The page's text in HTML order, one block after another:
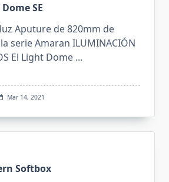
SE
Aputure de 820mm de
serie Amaran ILUMINACIÓN
El Light Dome ...
Mar 14, 2021
Softbox